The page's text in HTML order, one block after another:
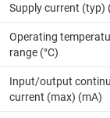
Supply current (typ)
Operating
range (°C)
Input/output
current (max) (mA)